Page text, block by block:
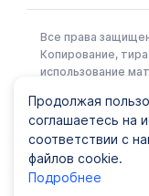
Все права
Копирование,
использование
Правообладателя.
Политика
© ООО EML, 2022
Продолжая
соглашаетесь на
соответствии с
файлов cookie.
Подробнее